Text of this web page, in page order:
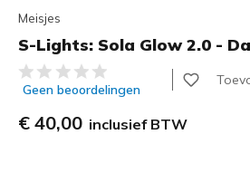
Meisjes
S-Lights: Sola Glow 2.0 -
3,1 van de 5 klantbeoordelingen
Geen beoordelingen
€ 40,00 inclusief BTW